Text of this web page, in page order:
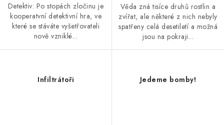
Detektiv: Po stopách zločinu je
kooperatvní detektivní hra, ve
které se stáváte vyšetřovateli
nově vzniklé...
Věda zná tisíce druhů rostlin a
zvířat, ale některé z nich nebyly
spatřeny celá desetiletí a možná
jsou na pokraji...
Infiltrátoři Jedeme bomby!